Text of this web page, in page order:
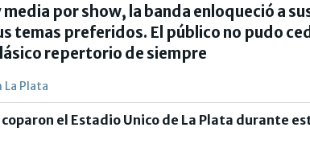
media por show, la banda enloqueció a
temas preferidos. El público no pudo
repertorio de siempre
Plata
el Estadio Unico de La Plata durante